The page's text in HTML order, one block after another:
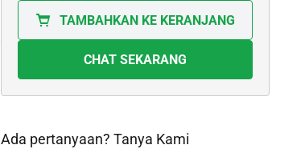
TAMBAHKAN KE KERANJANG
CHAT SEKARANG
Ada pertanyaan? Tanya Kami